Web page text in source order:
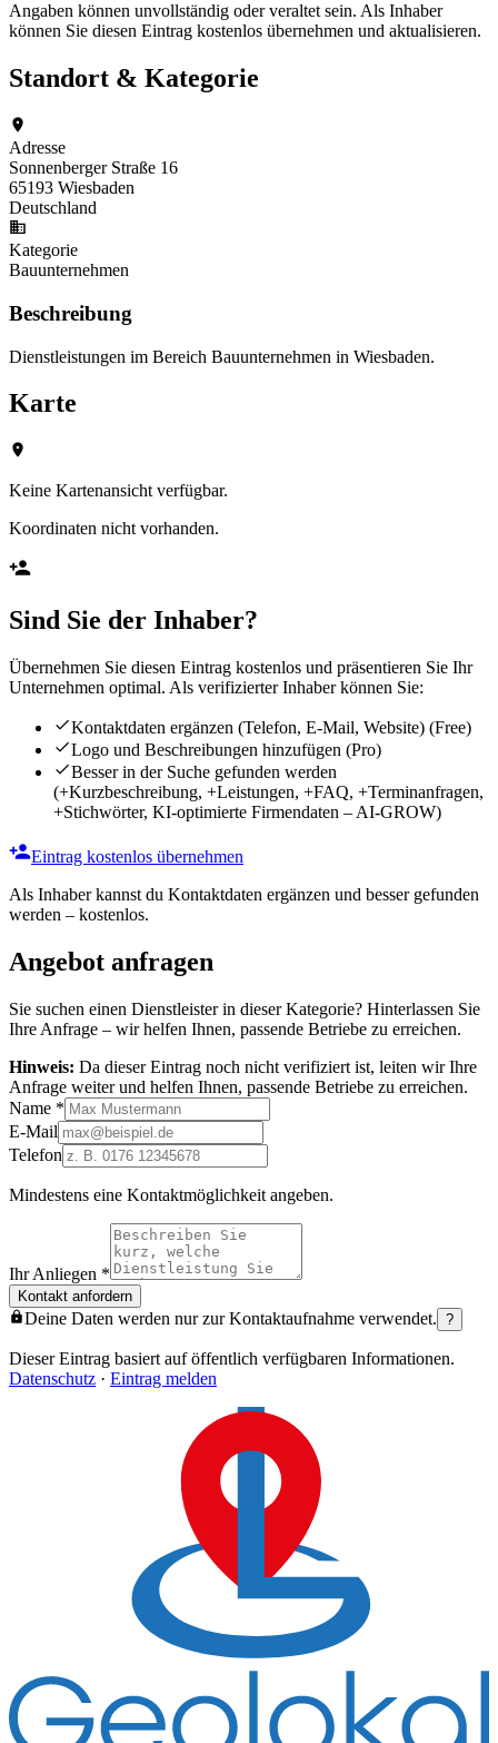
Angaben können unvollständig oder veraltet sein. Als Inhaber
können Sie diesen Eintrag kostenlos übernehmen und aktualisieren.
Standort & Kategorie
Adresse
Sonnenberger Straße 16
65193 Wiesbaden
Deutschland
Kategorie
Bauunternehmen
Beschreibung
Dienstleistungen im Bereich Bauunternehmen in Wiesbaden.
Karte
Keine Kartenansicht verfügbar.
Koordinaten nicht vorhanden.
Sind Sie der Inhaber?
Übernehmen Sie diesen Eintrag kostenlos und präsentieren Sie Ihr
Unternehmen optimal. Als verifizierter Inhaber können Sie:
Kontaktdaten ergänzen (Telefon, E-Mail, Website) (Free)
Logo und Beschreibungen hinzufügen (Pro)
Besser in der Suche gefunden werden
(+Kurzbeschreibung, +Leistungen, +FAQ, +Terminanfragen,
+Stichwörter, KI-optimierte Firmendaten – AI-GROW)
Eintrag kostenlos übernehmen
Als Inhaber kannst du Kontaktdaten ergänzen und besser gefunden
werden – kostenlos.
Angebot anfragen
Sie suchen einen Dienstleister in dieser Kategorie? Hinterlassen Sie
Ihre Anfrage – wir helfen Ihnen, passende Betriebe zu erreichen.
Hinweis: Da dieser Eintrag noch nicht verifiziert ist, leiten wir Ihre
Anfrage weiter und helfen Ihnen, passende Betriebe zu erreichen.
Name *
E-Mail
Telefon
Mindestens eine Kontaktmöglichkeit angeben.
Ihr Anliegen *
Kontakt anfordern
Deine Daten werden nur zur Kontaktaufnahme verwendet. ?
Dieser Eintrag basiert auf öffentlich verfügbaren Informationen.
Datenschutz · Eintrag melden